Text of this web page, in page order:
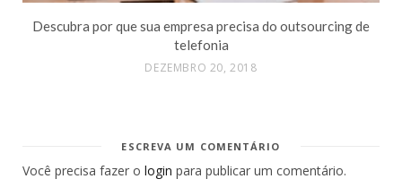
Descubra por que sua empresa precisa do outsourcing de
telefonia
DEZEMBRO 20, 2018
ESCREVA UM COMENTÁRIO
Você precisa fazer o login para publicar um comentário.